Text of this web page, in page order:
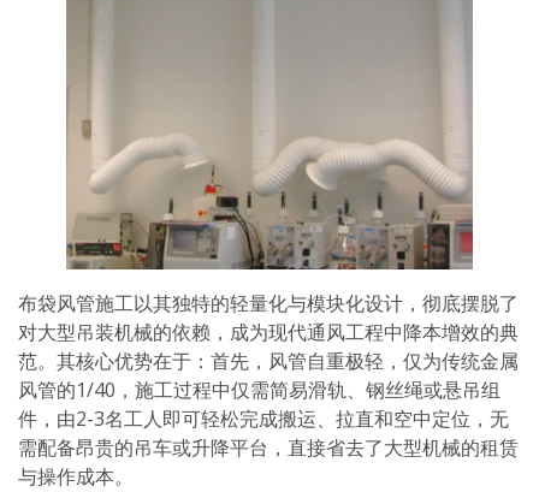
布袋风管施工以其独特的轻量化与模块化设计，彻底摆脱了
对大型吊装机械的依赖，成为现代通风工程中降本增效的典
范。其核心优势在于：首先，风管自重极轻，仅为传统金属
风管的1/40，施工过程中仅需简易滑轨、钢丝绳或悬吊组
件，由2-3名工人即可轻松完成搬运、拉直和空中定位，无
需配备昂贵的吊车或升降平台，直接省去了大型机械的租赁
与操作成本。